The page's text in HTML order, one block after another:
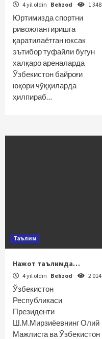
4 yil oldin Behzod 1 348
Юртимизда спортни
ривожлантиришга
қаратилаётган юксак
эътибор туфайли бугун
халқаро ареналарда
Ўзбекистон байроғи
юқори чўққиларда
ҳилпираб…
Таълим
Нажот таълимда…
4 yil oldin Behzod 2 014
Ўзбекистон
Республикаси
Президенти
Ш.М.Мирзиёевнинг Олий
Мажлисга ва Ўзбекистон